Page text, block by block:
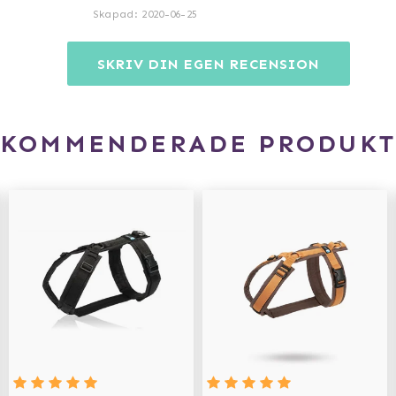
Skapad : 2020-06-25
SKRIV DIN EGEN RECENSION